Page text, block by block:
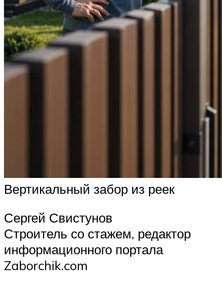
Вертикальный забор из реек
Сергей Свистунов
Строитель со стажем, редактор
информационного портала
Zaborchik.com